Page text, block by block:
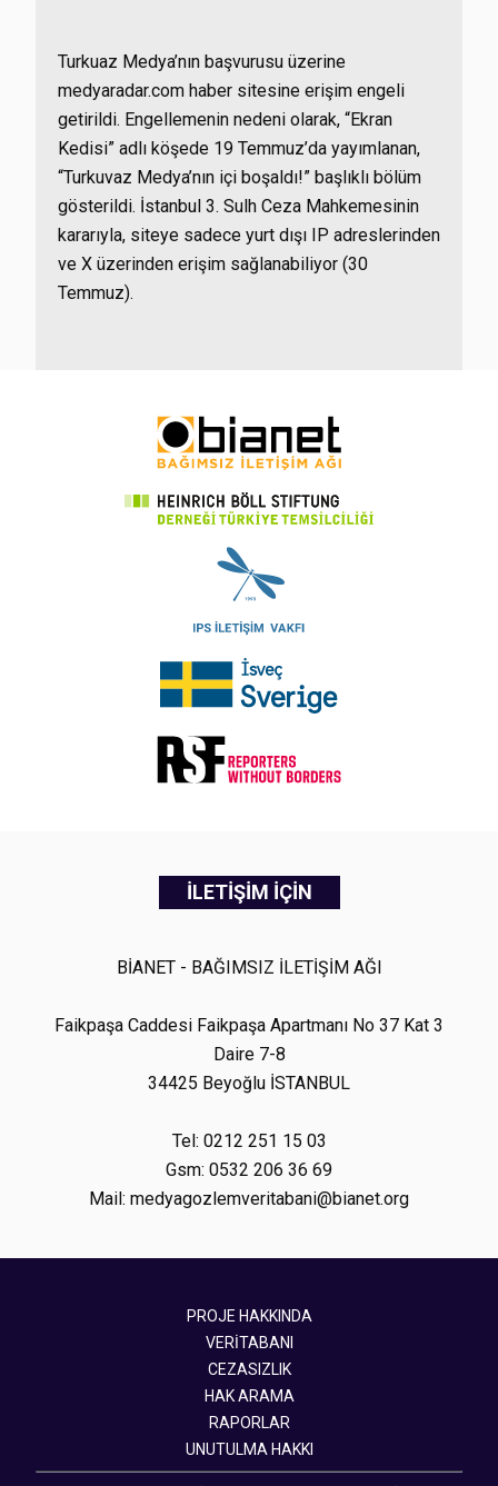
Turkuaz Medya’nın başvurusu üzerine
medyaradar.com haber sitesine erişim engeli
getirildi. Engellemenin nedeni olarak, “Ekran
Kedisi” adlı köşede 19 Temmuz’da yayımlanan,
“Turkuvaz Medya’nın içi boşaldı!” başlıklı bölüm
gösterildi. İstanbul 3. Sulh Ceza Mahkemesinin
kararıyla, siteye sadece yurt dışı IP adreslerinden
ve X üzerinden erişim sağlanabiliyor (30
Temmuz).
İLETİŞİM İÇİN
BİANET - BAĞIMSIZ İLETİŞİM AĞI
Faikpaşa Caddesi Faikpaşa Apartmanı No 37 Kat 3
Daire 7-8
34425 Beyoğlu İSTANBUL
Tel: 0212 251 15 03
Gsm: 0532 206 36 69
Mail: medyagozlemveritabani@bianet.org
PROJE HAKKINDA
VERİTABANI
CEZASIZLIK
HAK ARAMA
RAPORLAR
UNUTULMA HAKKI